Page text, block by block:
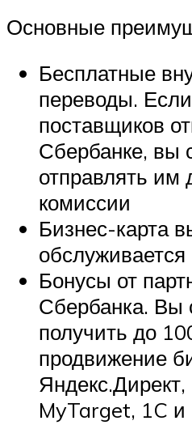
Основные
Бесплатные
переводы.
поставщиков
Сбербанке, вы
отправлять им
комиссии
Бизнес-карта
обслуживается
Бонусы от
Сбербанка. Вы
получить до
продвижение
Яндекс.Директ,
MyTarget, 1C